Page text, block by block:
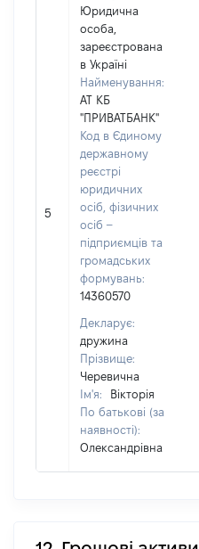
5
Юридична
особа,
зареєстрована
в Україні
Найменування:
АТ КБ
"ПРИВАТБАНК"
Код в Єдиному
державному
реєстрі
юридичних
осіб, фізичних
осіб –
підприємців та
громадських
формувань:
14360570
Декларує:
дружина
Прізвище:
Черевична
Ім'я:
Вікторія
По батькові (за
наявності):
Олександрівна